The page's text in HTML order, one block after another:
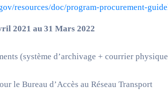
resources/doc/program-procurement-
2021 au 31 Mars 2022
(système d’archivage + courrier
le Bureau d’Accès au Réseau Transport